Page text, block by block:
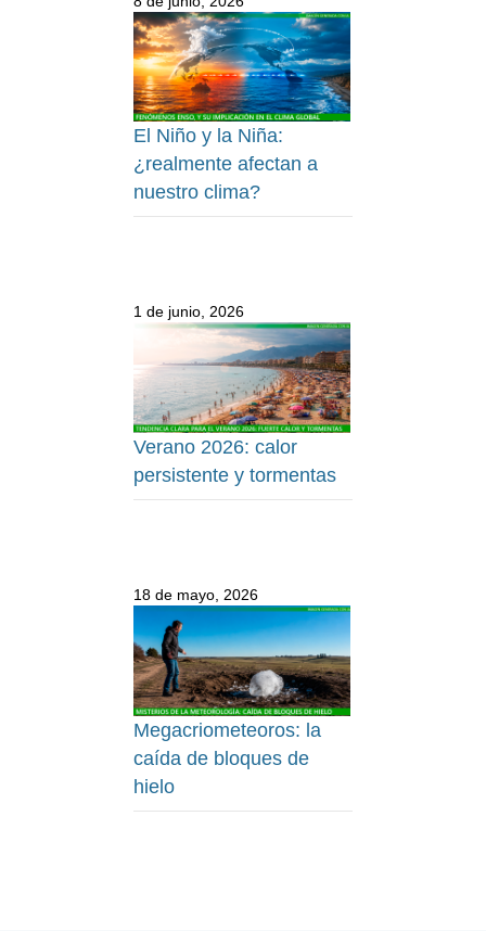
El Niño y la Niña:
¿realmente afectan a
nuestro clima?
1 de junio, 2026
Verano 2026: calor
persistente y tormentas
18 de mayo, 2026
Megacriometeoros: la
caída de bloques de
hielo